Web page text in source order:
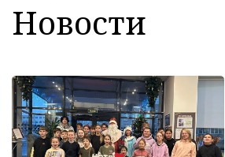
Новости